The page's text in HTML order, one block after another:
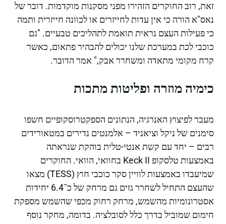
זאת, רוב החוקרים הזהירו מפני מסקנות מוקדמות. דובר של
נאס"א הורה כי אין עדות לחייזרים או לכוונה חייזרית ותמה
כי פעילות העצם נראית תואמת לתהליכים טבעיים. "גם
כוכבי לכת במערכת שלנו יכולים להבהיר פתאום, כאשר
קרח מקומי מתאדה ומשחרר אבק," אמר הדובר.
כימיה מוזרה ופליטות מתכות
מעבר לפיצוץ האנרגיה, הנתונים הספקטרוסקופיים חשפו
סימנים של ניקל וציאניד – אלמנטים נדירים במטאורידים
רבים – יחד עם קשת אנטי-טלית בוהקת שנראתה
באמצעות טלסקופ Keck II בחוואי, הוואי. החוקרים
שמיעבדו באמצעות לוויין סקר כוכבי חוץ (TESS) מצאו
שהעצם התחיל לשחרר גזים גם מרחק של כ־6.4 יחידות
אסטרונומיות מהשמש, מרחק רחוק מכפי שהשמש מספקת
חימום שמוביל בדרך כלל לסובלציה. בדומה, מחקר נוסף